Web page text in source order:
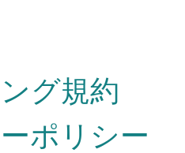
グ規約
ポリシー